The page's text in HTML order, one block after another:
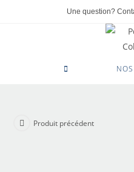
Une question?
Produit précédent